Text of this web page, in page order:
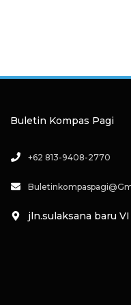
Buletin Kompas Pagi
+62 813-9408-2770
jln.sulaksana baru VI